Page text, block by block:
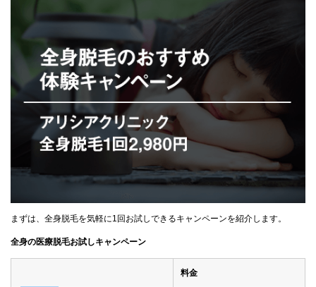
まずは、全身脱毛を気軽に1回お試しできるキャンペーンを紹介します。
全身の医療脱毛お試しキャンペーン
料金